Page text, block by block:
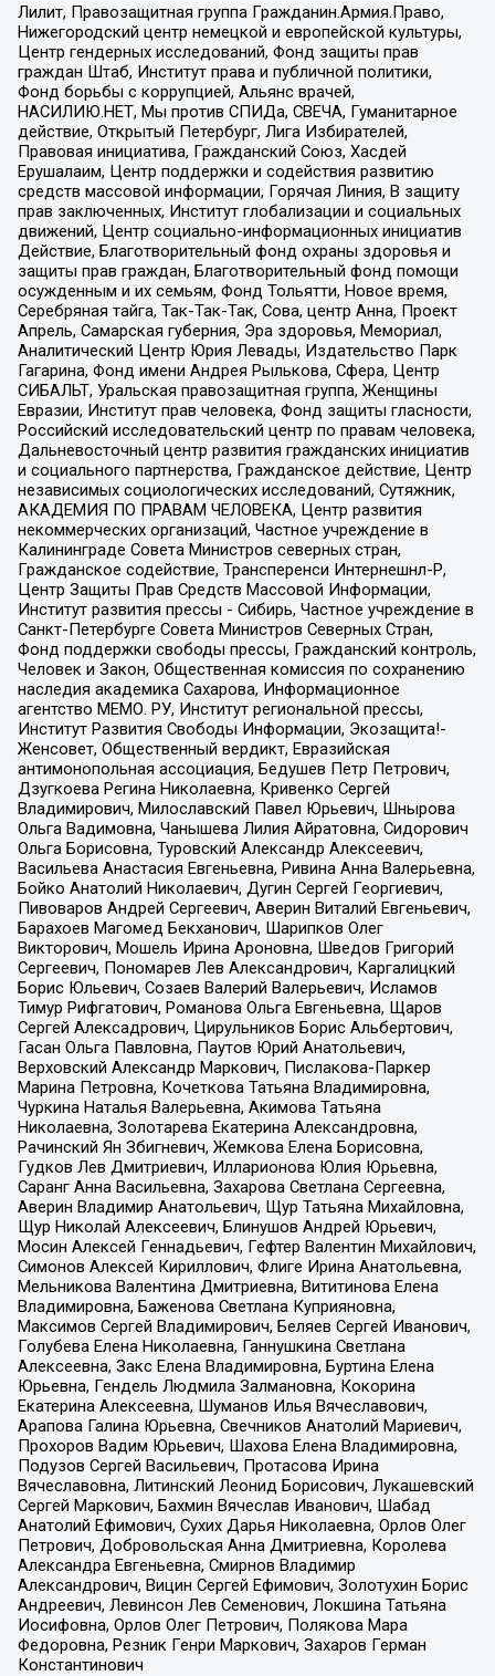
Лилит, Правозащитная группа Гражданин.Армия.Право,
Нижегородский центр немецкой и европейской культуры,
Центр гендерных исследований, Фонд защиты прав
граждан Штаб, Институт права и публичной политики,
Фонд борьбы с коррупцией, Альянс врачей,
НАСИЛИЮ.НЕТ, Мы против СПИДа, СВЕЧА, Гуманитарное
действие, Открытый Петербург, Лига Избирателей,
Правовая инициатива, Гражданский Союз, Хасдей
Ерушалаим, Центр поддержки и содействия развитию
средств массовой информации, Горячая Линия, В защиту
прав заключенных, Институт глобализации и социальных
движений, Центр социально-информационных инициатив
Действие, Благотворительный фонд охраны здоровья и
защиты прав граждан, Благотворительный фонд помощи
осужденным и их семьям, Фонд Тольятти, Новое время,
Серебряная тайга, Так-Так-Так, Сова, центр Анна, Проект
Апрель, Самарская губерния, Эра здоровья, Мемориал,
Аналитический Центр Юрия Левады, Издательство Парк
Гагарина, Фонд имени Андрея Рылькова, Сфера, Центр
СИБАЛЬТ, Уральская правозащитная группа, Женщины
Евразии, Институт прав человека, Фонд защиты гласности,
Российский исследовательский центр по правам человека,
Дальневосточный центр развития гражданских инициатив
и социального партнерства, Гражданское действие, Центр
независимых социологических исследований, Сутяжник,
АКАДЕМИЯ ПО ПРАВАМ ЧЕЛОВЕКА, Центр развития
некоммерческих организаций, Частное учреждение в
Калининграде Совета Министров северных стран,
Гражданское содействие, Трансперенси Интернешнл-Р,
Центр Защиты Прав Средств Массовой Информации,
Институт развития прессы - Сибирь, Частное учреждение в
Санкт-Петербурге Совета Министров Северных Стран,
Фонд поддержки свободы прессы, Гражданский контроль,
Человек и Закон, Общественная комиссия по сохранению
наследия академика Сахарова, Информационное
агентство МЕМО. РУ, Институт региональной прессы,
Институт Развития Свободы Информации, Экозащита!-
Женсовет, Общественный вердикт, Евразийская
антимонопольная ассоциация, Бедушев Петр Петрович,
Дзугкоева Регина Николаевна, Кривенко Сергей
Владимирович, Милославский Павел Юрьевич, Шнырова
Ольга Вадимовна, Чанышева Лилия Айратовна, Сидорович
Ольга Борисовна, Туровский Александр Алексеевич,
Васильева Анастасия Евгеньевна, Ривина Анна Валерьевна,
Бойко Анатолий Николаевич, Дугин Сергей Георгиевич,
Пивоваров Андрей Сергеевич, Аверин Виталий Евгеньевич,
Барахоев Магомед Бекханович, Шарипков Олег
Викторович, Мошель Ирина Ароновна, Шведов Григорий
Сергеевич, Пономарев Лев Александрович, Каргалицкий
Борис Юльевич, Созаев Валерий Валерьевич, Исламов
Тимур Рифгатович, Романова Ольга Евгеньевна, Щаров
Сергей Алексадрович, Цирульников Борис Альбертович,
Гасан Ольга Павловна, Паутов Юрий Анатольевич,
Верховский Александр Маркович, Пислакова-Паркер
Марина Петровна, Кочеткова Татьяна Владимировна,
Чуркина Наталья Валерьевна, Акимова Татьяна
Николаевна, Золотарева Екатерина Александровна,
Рачинский Ян Збигневич, Жемкова Елена Борисовна,
Гудков Лев Дмитриевич, Илларионова Юлия Юрьевна,
Саранг Анна Васильевна, Захарова Светлана Сергеевна,
Аверин Владимир Анатольевич, Щур Татьяна Михайловна,
Щур Николай Алексеевич, Блинушов Андрей Юрьевич,
Мосин Алексей Геннадьевич, Гефтер Валентин Михайлович,
Симонов Алексей Кириллович, Флиге Ирина Анатольевна,
Мельникова Валентина Дмитриевна, Вититинова Елена
Владимировна, Баженова Светлана Куприяновна,
Максимов Сергей Владимирович, Беляев Сергей Иванович,
Голубева Елена Николаевна, Ганнушкина Светлана
Алексеевна, Закс Елена Владимировна, Буртина Елена
Юрьевна, Гендель Людмила Залмановна, Кокорина
Екатерина Алексеевна, Шуманов Илья Вячеславович,
Арапова Галина Юрьевна, Свечников Анатолий Мариевич,
Прохоров Вадим Юрьевич, Шахова Елена Владимировна,
Подузов Сергей Васильевич, Протасова Ирина
Вячеславовна, Литинский Леонид Борисович, Лукашевский
Сергей Маркович, Бахмин Вячеслав Иванович, Шабад
Анатолий Ефимович, Сухих Дарья Николаевна, Орлов Олег
Петрович, Добровольская Анна Дмитриевна, Королева
Александра Евгеньевна, Смирнов Владимир
Александрович, Вицин Сергей Ефимович, Золотухин Борис
Андреевич, Левинсон Лев Семенович, Локшина Татьяна
Иосифовна, Орлов Олег Петрович, Полякова Мара
Федоровна, Резник Генри Маркович, Захаров Герман
Константинович